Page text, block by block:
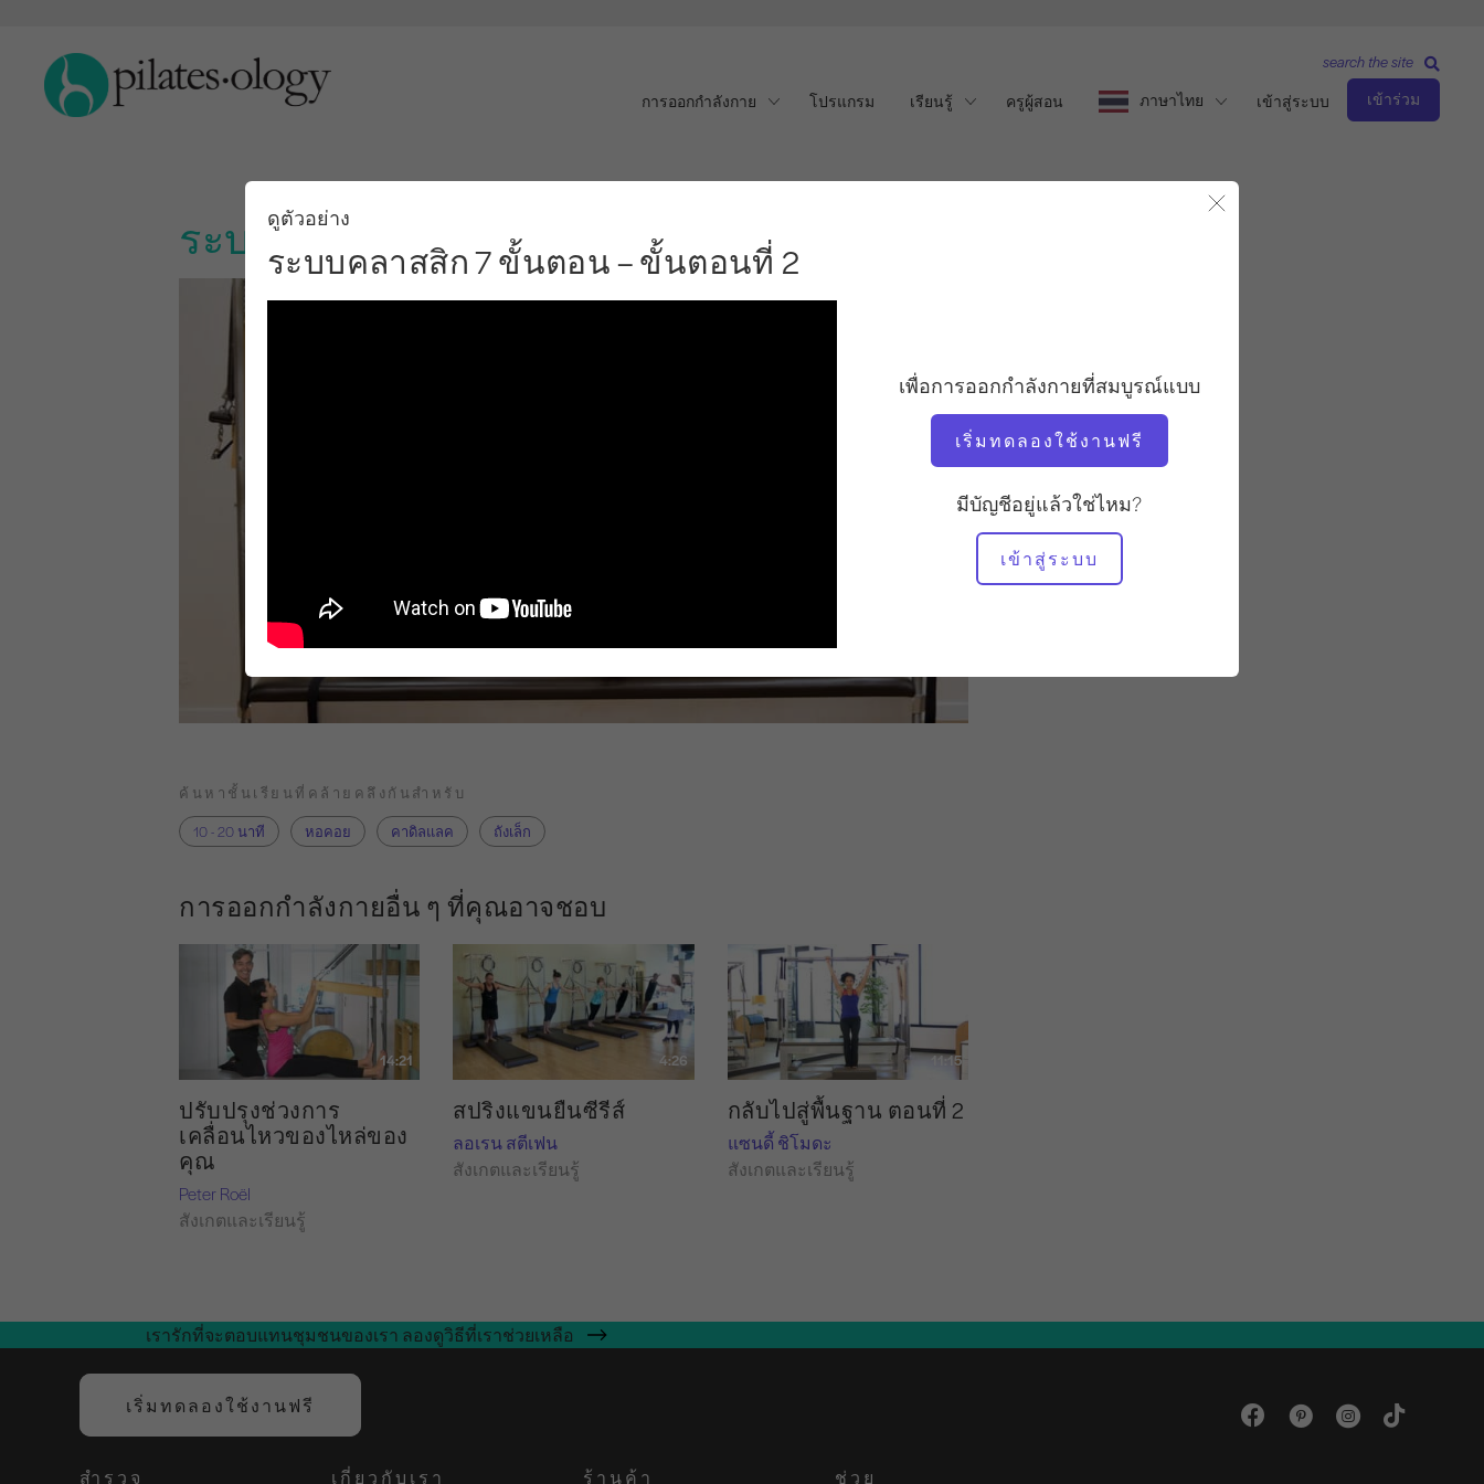
การออกกำลังกาย โปรแกรม เรียนรู้ ครูผู้สอน ภาษาไทย เข้าสู่ระบบ เข้าร่วม
search the site
ระบบคลาสสิก 7 ขั้นตอน – ขั้นตอนที่ 2
ดูตัวอย่าง
ระบบคลาสสิก 7 ขั้นตอน – ขั้นตอนที่ 2
เพื่อการออกกำลังกายที่สมบูรณ์แบบ
เริ่มทดลองใช้งานฟรี
มีบัญชีอยู่แล้วใช่ไหม?
เข้าสู่ระบบ
ฟาเบียน เมเนจอน
เวลาวิดีโอ
19:22
อุปกรณ์ที่ต้องใช้
ค้นหาชั้นเรียนที่คล้ายคลึงกันสำหรับ
10 - 20 นาที
หอคอย คาดิลแลค ถังเล็ก
การออกกำลังกายอื่น ๆ ที่คุณอาจชอบ
14:21
ปรับปรุงช่วงการ
เคลื่อนไหวของไหล่ของ
คุณ
Peter Roël
สังเกตและเรียนรู้
4:26
สปริงแขนยืนซีรีส์
ลอเรน สตีเฟน
สังเกตและเรียนรู้
11:15
กลับไปสู่พื้นฐาน ตอนที่ 2
แซนดี้ ชิโมดะ
สังเกตและเรียนรู้
เรารักที่จะตอบแทนชุมชนของเรา ลองดูวิธีที่เราช่วยเหลือ
เริ่มทดลองใช้งานฟรี
สำรวจ เกี่ยวกับเรา ร้านค้า ช่วย